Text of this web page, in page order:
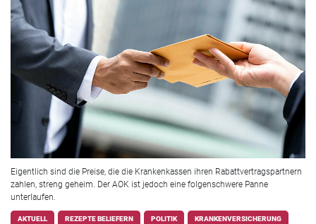
Eigentlich sind die Preise, die die Krankenkassen ihren Rabattvertragspartnern
zahlen, streng geheim. Der AOK ist jedoch eine folgenschwere Panne
unterlaufen.
AKTUELL REZEPTE BELIEFERN POLITIK KRANKENVERSICHERUNG